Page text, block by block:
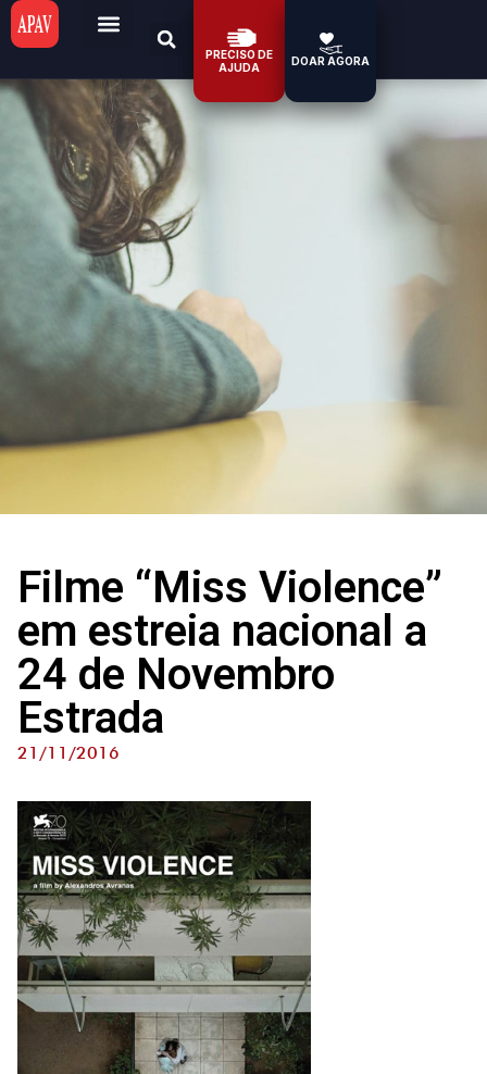
PRECISO DE
AJUDA
DOAR AGORA
Filme “Miss Violence”
em estreia nacional a
24 de Novembro
Estrada
21/11/2016